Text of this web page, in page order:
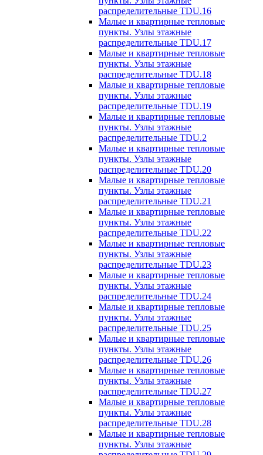
распределительные TDU.16
Малые и квартирные тепловые
пункты. Узлы этажные
распределительные TDU.17
Малые и квартирные тепловые
пункты. Узлы этажные
распределительные TDU.18
Малые и квартирные тепловые
пункты. Узлы этажные
распределительные TDU.19
Малые и квартирные тепловые
пункты. Узлы этажные
распределительные TDU.2
Малые и квартирные тепловые
пункты. Узлы этажные
распределительные TDU.20
Малые и квартирные тепловые
пункты. Узлы этажные
распределительные TDU.21
Малые и квартирные тепловые
пункты. Узлы этажные
распределительные TDU.22
Малые и квартирные тепловые
пункты. Узлы этажные
распределительные TDU.23
Малые и квартирные тепловые
пункты. Узлы этажные
распределительные TDU.24
Малые и квартирные тепловые
пункты. Узлы этажные
распределительные TDU.25
Малые и квартирные тепловые
пункты. Узлы этажные
распределительные TDU.26
Малые и квартирные тепловые
пункты. Узлы этажные
распределительные TDU.27
Малые и квартирные тепловые
пункты. Узлы этажные
распределительные TDU.28
Малые и квартирные тепловые
пункты. Узлы этажные